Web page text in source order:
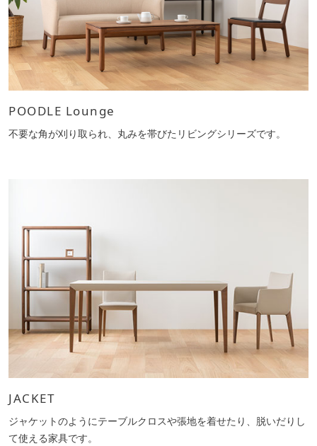
POODLE Lounge
不要な角が刈り取られ、丸みを帯びたリビングシリーズです。
JACKET
ジャケットのようにテーブルクロスや張地を着せたり、脱いだりし
て使える家具です。